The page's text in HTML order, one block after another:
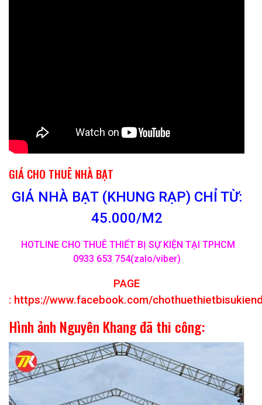
GIÁ CHO THUÊ NHÀ BẠT
GIÁ NHÀ BẠT (KHUNG RẠP) CHỈ TỪ:
45.000/M2
HOTLINE CHO THUÊ THIẾT BỊ SỰ KIỆN TẠI TPHCM
0933 653 754(zalo/viber)
PAGE
: https://www.facebook.com/
Hình ảnh Nguyên Khang đã thi công: